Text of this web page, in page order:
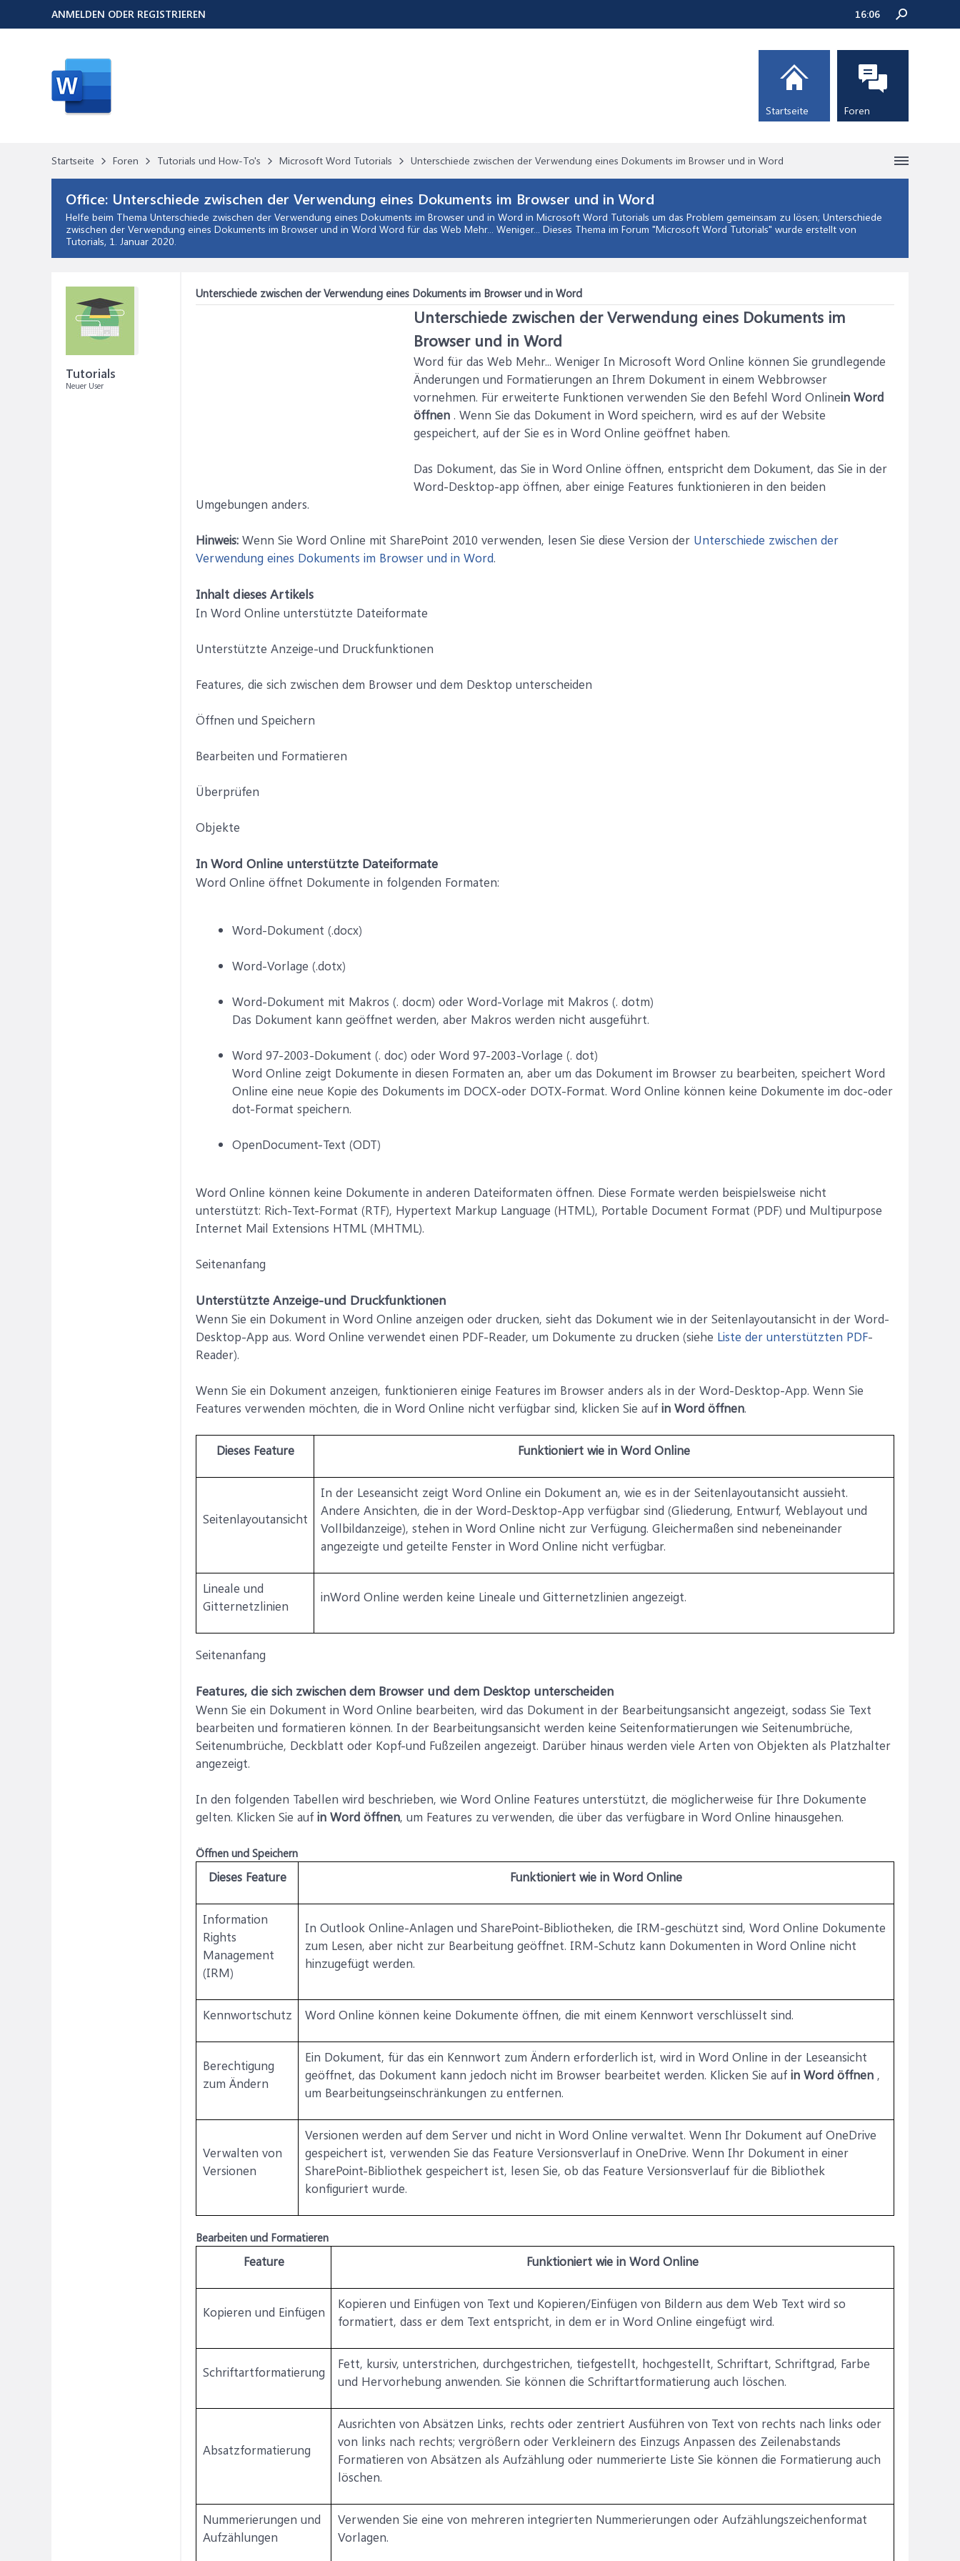
Startseite Foren Tutorials und How-To's Microsoft Word Tutorials Unterschiede zwischen der Verwendung eines Dokuments im Browser und in Word
Office: Unterschiede zwischen der Verwendung eines Dokuments im Browser und in Word
Helfe beim Thema Unterschiede zwischen der Verwendung eines Dokuments im Browser und in Word in Microsoft Word Tutorials um das Problem gemeinsam zu lösen; Unterschiede
zwischen der Verwendung eines Dokuments im Browser und in Word Word für das Web Mehr... Weniger... Dieses Thema im Forum "Microsoft Word Tutorials" wurde erstellt von
Tutorials, 1. Januar 2020.
Tutorials
Neuer User
Unterschiede zwischen der Verwendung eines Dokuments im Browser und in Word
Unterschiede zwischen der Verwendung eines Dokuments im
Browser und in Word
Word für das Web Mehr... Weniger In Microsoft Word Online können Sie grundlegende
Änderungen und Formatierungen an Ihrem Dokument in einem Webbrowser
vornehmen. Für erweiterte Funktionen verwenden Sie den Befehl Word Onlinein Word
öffnen . Wenn Sie das Dokument in Word speichern, wird es auf der Website
gespeichert, auf der Sie es in Word Online geöffnet haben.
Das Dokument, das Sie in Word Online öffnen, entspricht dem Dokument, das Sie in der
Word-Desktop-app öffnen, aber einige Features funktionieren in den beiden
Umgebungen anders.
Hinweis: Wenn Sie Word Online mit SharePoint 2010 verwenden, lesen Sie diese Version der Unterschiede zwischen der
Verwendung eines Dokuments im Browser und in Word.
Inhalt dieses Artikels
In Word Online unterstützte Dateiformate
Unterstützte Anzeige-und Druckfunktionen
Features, die sich zwischen dem Browser und dem Desktop unterscheiden
Öffnen und Speichern
Bearbeiten und Formatieren
Überprüfen
Objekte
In Word Online unterstützte Dateiformate
Word Online öffnet Dokumente in folgenden Formaten:
Word-Dokument (.docx)
Word-Vorlage (.dotx)
Word-Dokument mit Makros (. docm) oder Word-Vorlage mit Makros (. dotm)
Das Dokument kann geöffnet werden, aber Makros werden nicht ausgeführt.
Word 97-2003-Dokument (. doc) oder Word 97-2003-Vorlage (. dot)
Word Online zeigt Dokumente in diesen Formaten an, aber um das Dokument im Browser zu bearbeiten, speichert Word
Online eine neue Kopie des Dokuments im DOCX-oder DOTX-Format. Word Online können keine Dokumente im doc-oder
dot-Format speichern.
OpenDocument-Text (ODT)
Word Online können keine Dokumente in anderen Dateiformaten öffnen. Diese Formate werden beispielsweise nicht
unterstützt: Rich-Text-Format (RTF), Hypertext Markup Language (HTML), Portable Document Format (PDF) und Multipurpose
Internet Mail Extensions HTML (MHTML).
Seitenanfang
Unterstützte Anzeige-und Druckfunktionen
Wenn Sie ein Dokument in Word Online anzeigen oder drucken, sieht das Dokument wie in der Seitenlayoutansicht in der Word-
Desktop-App aus. Word Online verwendet einen PDF-Reader, um Dokumente zu drucken (siehe Liste der unterstützten PDF-
Reader).
Wenn Sie ein Dokument anzeigen, funktionieren einige Features im Browser anders als in der Word-Desktop-App. Wenn Sie
Features verwenden möchten, die in Word Online nicht verfügbar sind, klicken Sie auf in Word öffnen.
Dieses Feature Funktioniert wie in Word Online
Seitenlayoutansicht
In der Leseansicht zeigt Word Online ein Dokument an, wie es in der Seitenlayoutansicht aussieht.
Andere Ansichten, die in der Word-Desktop-App verfügbar sind (Gliederung, Entwurf, Weblayout und
Vollbildanzeige), stehen in Word Online nicht zur Verfügung. Gleichermaßen sind nebeneinander
angezeigte und geteilte Fenster in Word Online nicht verfügbar.
Lineale und
Gitternetzlinien
inWord Online werden keine Lineale und Gitternetzlinien angezeigt.
Seitenanfang
Features, die sich zwischen dem Browser und dem Desktop unterscheiden
Wenn Sie ein Dokument in Word Online bearbeiten, wird das Dokument in der Bearbeitungsansicht angezeigt, sodass Sie Text
bearbeiten und formatieren können. In der Bearbeitungsansicht werden keine Seitenformatierungen wie Seitenumbrüche,
Seitenumbrüche, Deckblatt oder Kopf-und Fußzeilen angezeigt. Darüber hinaus werden viele Arten von Objekten als Platzhalter
angezeigt.
In den folgenden Tabellen wird beschrieben, wie Word Online Features unterstützt, die möglicherweise für Ihre Dokumente
gelten. Klicken Sie auf in Word öffnen, um Features zu verwenden, die über das verfügbare in Word Online hinausgehen.
Öffnen und Speichern
Dieses Feature Funktioniert wie in Word Online
Information
Rights
Management
(IRM)
In Outlook Online-Anlagen und SharePoint-Bibliotheken, die IRM-geschützt sind, Word Online Dokumente
zum Lesen, aber nicht zur Bearbeitung geöffnet. IRM-Schutz kann Dokumenten in Word Online nicht
hinzugefügt werden.
Kennwortschutz Word Online können keine Dokumente öffnen, die mit einem Kennwort verschlüsselt sind.
Berechtigung
zum Ändern
Ein Dokument, für das ein Kennwort zum Ändern erforderlich ist, wird in Word Online in der Leseansicht
geöffnet, das Dokument kann jedoch nicht im Browser bearbeitet werden. Klicken Sie auf in Word öffnen,
um Bearbeitungseinschränkungen zu entfernen.
Verwalten von
Versionen
Versionen werden auf dem Server und nicht in Word Online verwaltet. Wenn Ihr Dokument auf OneDrive
gespeichert ist, verwenden Sie das Feature Versionsverlauf in OneDrive. Wenn Ihr Dokument in einer
SharePoint-Bibliothek gespeichert ist, lesen Sie, ob das Feature Versionsverlauf für die Bibliothek
konfiguriert wurde.
Bearbeiten und Formatieren
Feature Funktioniert wie in Word Online
Kopieren und Einfügen
Kopieren und Einfügen von Text und Kopieren/Einfügen von Bildern aus dem Web Text wird so
formatiert, dass er dem Text entspricht, in dem er in Word Online eingefügt wird.
Schriftartformatierung
Fett, kursiv, unterstrichen, durchgestrichen, tiefgestellt, hochgestellt, Schriftart, Schriftgrad, Farbe
und Hervorhebung anwenden. Sie können die Schriftartformatierung auch löschen.
Absatzformatierung
Ausrichten von Absätzen Links, rechts oder zentriert Ausführen von Text von rechts nach links oder
von links nach rechts; vergrößern oder Verkleinern des Einzugs Anpassen des Zeilenabstands
Formatieren von Absätzen als Aufzählung oder nummerierte Liste Sie können die Formatierung auch
löschen.
Nummerierungen und
Aufzählungen
Verwenden Sie eine von mehreren integrierten Nummerierungen oder Aufzählungszeichenformat
Vorlagen.
ANMELDEN ODER REGISTRIEREN 16:06
Startseite Foren